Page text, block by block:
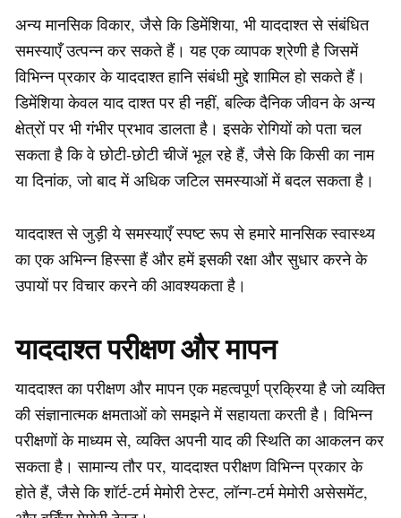
अन्य मानसिक विकार, जैसे कि डिमेंशिया, भी याददाश्त से संबंधित
समस्याएँ उत्पन्न कर सकते हैं। यह एक व्यापक श्रेणी है जिसमें
विभिन्न प्रकार के याददाश्त हानि संबंधी मुद्दे शामिल हो सकते हैं।
डिमेंशिया केवल याद दाश्त पर ही नहीं, बल्कि दैनिक जीवन के अन्य
क्षेत्रों पर भी गंभीर प्रभाव डालता है। इसके रोगियों को पता चल
सकता है कि वे छोटी-छोटी चीजें भूल रहे हैं, जैसे कि किसी का नाम
या दिनांक, जो बाद में अधिक जटिल समस्याओं में बदल सकता है।
याददाश्त से जुड़ी ये समस्याएँ स्पष्ट रूप से हमारे मानसिक स्वास्थ्य
का एक अभिन्न हिस्सा हैं और हमें इसकी रक्षा और सुधार करने के
उपायों पर विचार करने की आवश्यकता है।
याददाश्त परीक्षण और मापन
याददाश्त का परीक्षण और मापन एक महत्वपूर्ण प्रक्रिया है जो व्यक्ति
की संज्ञानात्मक क्षमताओं को समझने में सहायता करती है। विभिन्न
परीक्षणों के माध्यम से, व्यक्ति अपनी याद की स्थिति का आकलन कर
सकता है। सामान्य तौर पर, याददाश्त परीक्षण विभिन्न प्रकार के
होते हैं, जैसे कि शॉर्ट-टर्म मेमोरी टेस्ट, लॉन्ग-टर्म मेमोरी असेसमेंट,